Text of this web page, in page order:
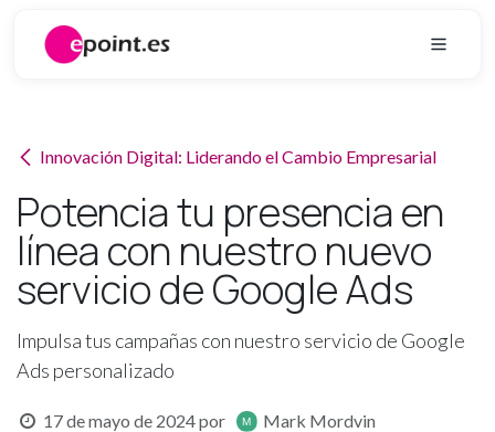
Innovación Digital: Liderando el Cambio Empresarial
Potencia tu presencia en
línea con nuestro nuevo
servicio de Google Ads
Impulsa tus campañas con nuestro servicio de Google
Ads personalizado
17 de mayo de 2024por Mark Mordvin